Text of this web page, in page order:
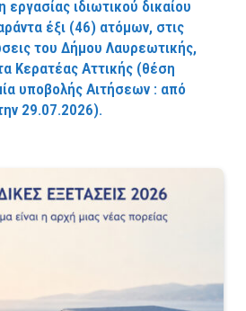
ιδιωτικού δικαίου
έξι (46) ατόμων, στις
του Δήμου Λαυρεωτικής,
Κερατέας Αττικής (θέση
υποβολής Αιτήσεων : από
29.07.2026).